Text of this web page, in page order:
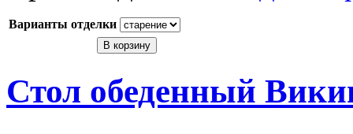
Варианты отделки
Стол обеденный